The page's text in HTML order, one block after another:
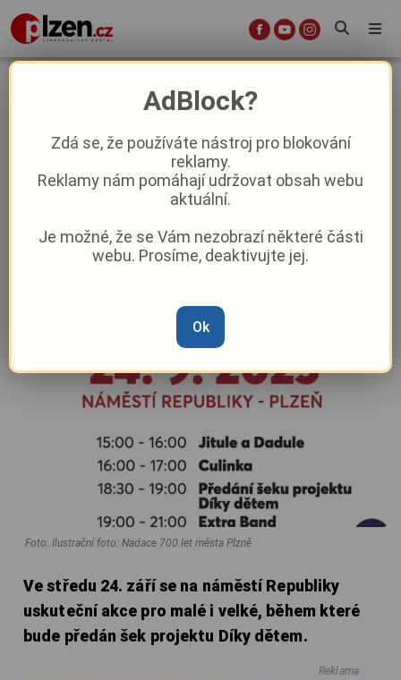
Skupina Extra Band chystá v Plzni
velkolepý koncert, který pomůže
dětem
Aktuality Kultura Aktuálně Z Plzně
Peggy Kýrová –21. 9. 2025 07:03
Foto: Ilustrační foto: Nadace 700 let města Plzně
Ve středu 24. září se na náměstí Republiky
uskuteční akce pro malé i velké, během které
bude předán šek projektu Díky dětem.
Reklama
AdBlock?
Zdá se, že používáte nástroj pro blokování
reklamy.
Reklamy nám pomáhají udržovat obsah webu
aktuální.
Je možné, že se Vám nezobrazí některé části
webu. Prosíme, deaktivujte jej.
Ok